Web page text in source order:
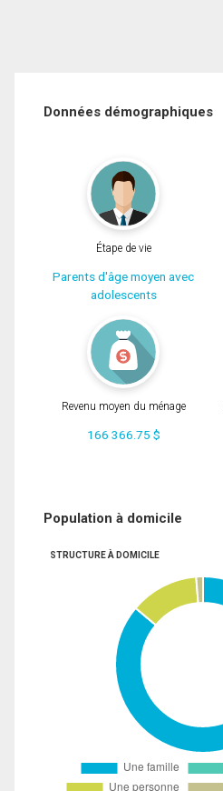
Données démographiques
Étape de vie
Parents d'âge moyen avec
adolescents
Revenu moyen du ménage
166 366.75 $
Population à domicile
STRUCTURE À DOMICILE